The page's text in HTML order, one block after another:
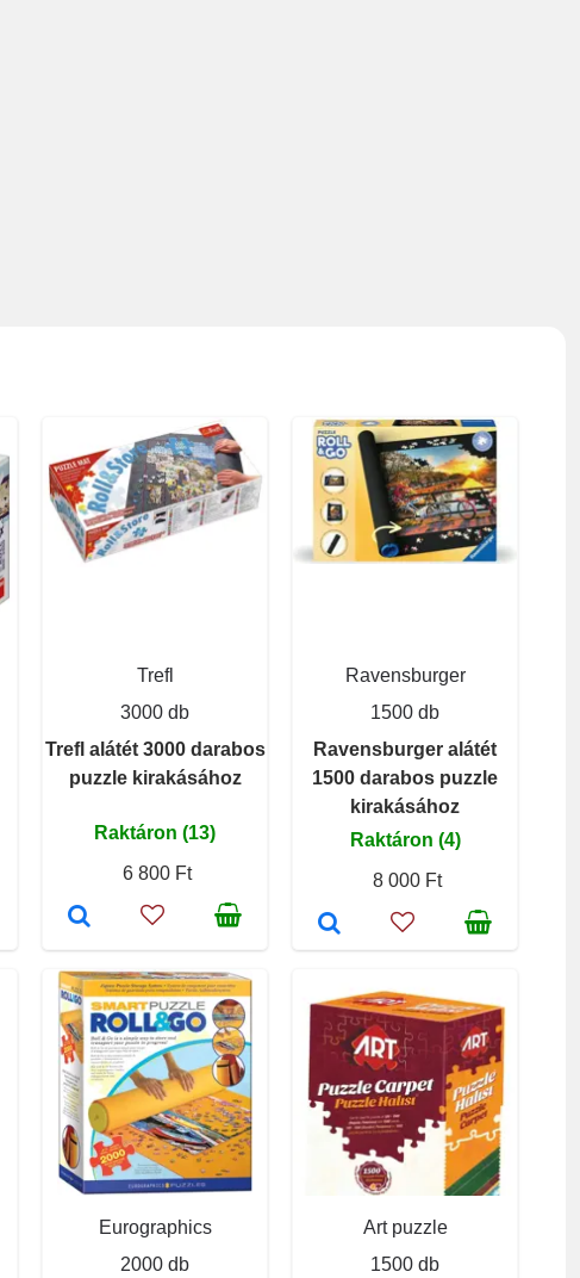
Trefl
3000 db
Trefl alátét 3000 darabos
puzzle kirakásához
Raktáron (13)
6 800 Ft
Ravensburger
1500 db
Ravensburger alátét
1500 darabos puzzle
kirakásához
Raktáron (4)
8 000 Ft
Eurographics
2000 db
Art puzzle
1500 db